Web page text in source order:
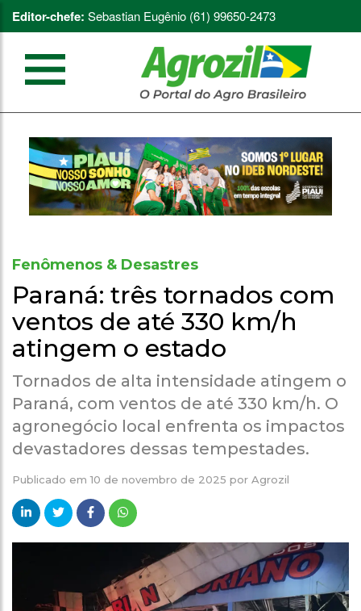
Editor-chefe: Sebastian Eugênio (61) 99650-2473
Fenômenos & Desastres
Paraná: três tornados com
ventos de até 330 km/h
atingem o estado
Tornados de alta intensidade atingem o
Paraná, com ventos de até 330 km/h. O
agronegócio local enfrenta os impactos
devastadores dessas tempestades.
Publicado em10 de novembro de 2025 por Agrozil